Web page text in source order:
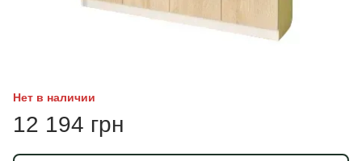
Нет в наличии
12 194 грн